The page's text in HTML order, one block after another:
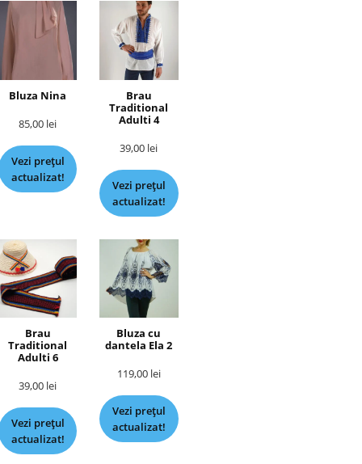
Bluza Nina
85,00 lei
Vezi prețul
actualizat!
Brau
Traditional
Adulti 4
39,00 lei
Vezi prețul
actualizat!
Brau
Traditional
Adulti 6
39,00 lei
Vezi prețul
actualizat!
Bluza cu
dantela Ela 2
119,00 lei
Vezi prețul
actualizat!